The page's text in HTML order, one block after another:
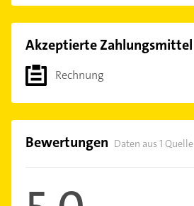
Akzeptierte Zahlungsmittel
Rechnung
Bewertungen Daten aus 1 Quelle